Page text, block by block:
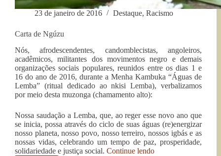
23 de janeiro de 2016 Destaque, Racismo
Carta de Ngúzu
Nós, afrodescendentes, candomblecistas, angoleiros,
acadêmicos, militantes dos movimentos negro e demais
organizações sociais populares, reunidos entre os dias 1 e
16 do ano de 2016, durante a Menha Kambuka “Águas de
Lemba” (ritual dedicado ao nkisi Lemba), verbalizamos
por meio desta muzonga (chamamento alto):
Nossa saudação a Lemba, que, ao reger esse novo ano que
se inicia, possa através do ciclo de suas águas (re)energizar
nosso planeta, nosso povo, nosso terreiro, nossos igbás e as
nossas vidas, celebrando um tempo de paz, prosperidade,
solidariedade e justiça social. Continue lendo“Carta